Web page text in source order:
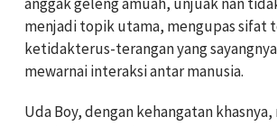
menjadi topik utama, mengupas sifat
ketidakterus-terangan yang
mewarnai interaksi antar manusia.
Uda Boy, dengan kehangatan